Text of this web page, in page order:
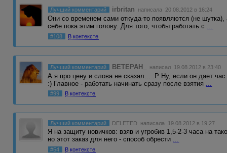
Лучший комментарий irbritan написала 20.08.2012 в 16:24
Они со временем сами откуда-то появляются (не шутка),
себе пока этим голову. Для того, чтобы работать с ...
#108 В контексте
Лучший комментарий BETEPAH_ написал 19.08.2012 в 23:40
А я про цену и слова не сказал... :P Ну, если он дает
:) Главное - работать начинать сразу после взятия
#99 В контексте
Лучший комментарий DELETED написала 19.08.2012 в 19:27
Я на защиту новичков: взяв и угробив 1,5-2-3 часа на
но этот заказ для него - способ обрести ...
#54 В контексте